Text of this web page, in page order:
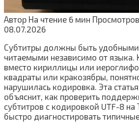
Автор На чтение 6 мин Просмотров
08.07.2026
Субтитры должны быть
читаемыми независимо от языка.
вместо кириллицы или
квадраты или кракозябры,
нарушилась кодировка. Эта
объяснит, как проверить
субтитров с кодировкой UTF-8 на
быстро диагностировать